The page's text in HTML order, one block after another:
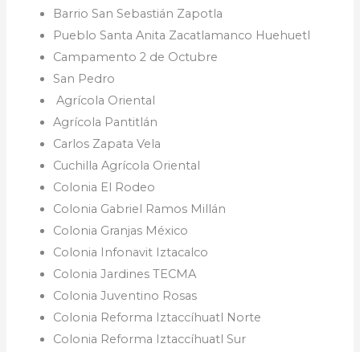
Barrio San Sebastián Zapotla
Pueblo Santa Anita Zacatlamanco Huehuetl
Campamento 2 de Octubre
San Pedro
Agrícola Oriental
Agrícola Pantitlán
Carlos Zapata Vela
Cuchilla Agrícola Oriental
Colonia El Rodeo
Colonia Gabriel Ramos Millán
Colonia Granjas México
Colonia Infonavit Iztacalco
Colonia Jardines TECMA
Colonia Juventino Rosas
Colonia Reforma Iztaccíhuatl Norte
Colonia Reforma Iztaccíhuatl Sur